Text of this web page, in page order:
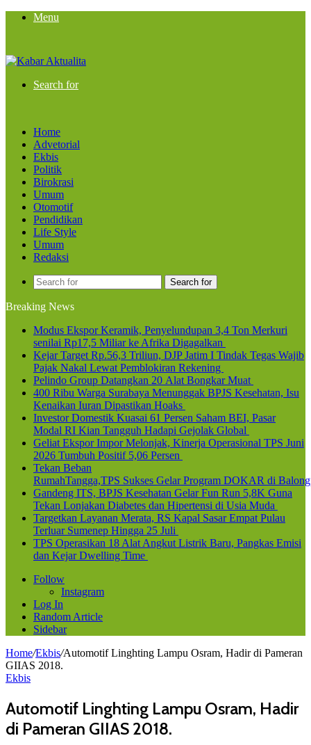
Menu
Search for
Home
Advetorial
Ekbis
Politik
Birokrasi
Umum
Otomotif
Pendidikan
Life Style
Umum
Redaksi
Search for
Breaking News
Modus Ekspor Keramik, Penyelundupan 3,4 Ton Merkuri
senilai Rp17,5 Miliar ke Afrika Digagalkan
Kejar Target Rp.56,3 Triliun, DJP Jatim I Tindak Tegas Wajib
Pajak Nakal Lewat Pemblokiran Rekening
Pelindo Group Datangkan 20 Alat Bongkar Muat
400 Ribu Warga Surabaya Menunggak BPJS Kesehatan, Isu
Kenaikan Iuran Dipastikan Hoaks
Investor Domestik Kuasai 61 Persen Saham BEI, Pasar
Modal RI Kian Tangguh Hadapi Gejolak Global
Geliat Ekspor Impor Melonjak, Kinerja Operasional TPS Juni
2026 Tumbuh Positif 5,06 Persen
Tekan Beban
RumahTangga,TPS Sukses Gelar Program DOKAR di
Gandeng ITS, BPJS Kesehatan Gelar Fun Run 5,8K Guna
Tekan Lonjakan Diabetes dan Hipertensi di Usia Muda
Targetkan Layanan Merata, RS Kapal Sasar Empat Pulau
Terluar Sumenep Hingga 25 Juli
TPS Operasikan 18 Alat Angkut Listrik Baru, Pangkas Emisi
dan Kejar Dwelling Time
Follow
Instagram
Log In
Random Article
Sidebar
Home/Ekbis/Automotif Linghting Lampu Osram, Hadir di Pameran
GIIAS 2018.
Ekbis
Automotif Linghting Lampu Osram, Hadir
di Pameran GIIAS 2018.